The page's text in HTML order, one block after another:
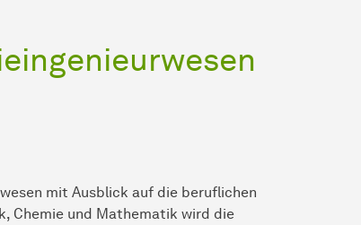
mit Ausblick auf die beruflichen
Chemie und Mathematik wird die